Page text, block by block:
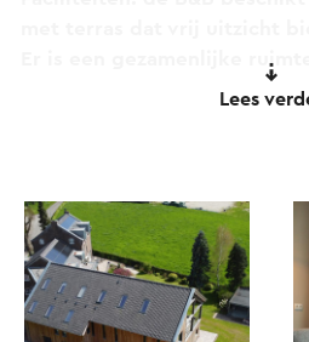
Er is een gezamenlijke
stal voor ontbijt en
verblijf middenin de natuur.
wegen en drukte.
Dit is wat AI zegt: Hof van
gasten uitstekend
Lees